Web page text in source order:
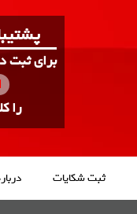
برای ثبت
را
ثبت شکایات